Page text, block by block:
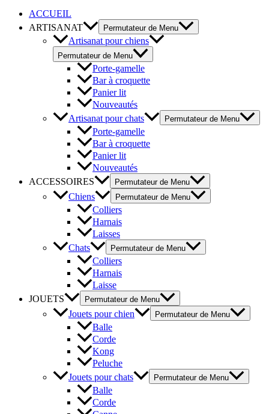
ACCUEIL
ARTISANAT
Permutateur de Menu
Artisanat pour chiens
Permutateur de Menu
Porte-gamelle
Bar à croquette
Panier lit
Nouveautés
Artisanat pour chats
Permutateur de Menu
Porte-gamelle
Bar à croquette
Panier lit
Nouveautés
ACCESSOIRES
Permutateur de Menu
Chiens Permutateur de Menu
Colliers
Harnais
Laisses
Chats
Permutateur de Menu
Colliers
Harnais
Laisse
JOUETS
Permutateur de Menu
Jouets pour chien Permutateur de Menu
Balle
Corde
Kong
Peluche
Jouets pour chats
Permutateur de Menu
Balle
Corde